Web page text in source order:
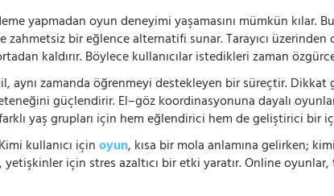
yapmadan oyun deneyimi yaşamasını mümkün
bir eğlence alternatifi sunar. Tarayıcı
kaldırır. Böylece kullanıcılar istedikleri zaman
aynı zamanda öğrenmeyi destekleyen bir süreçtir. Dikkat
güçlendirir. El–göz koordinasyonuna dayalı
yaş grupları için hem eğlendirici hem de geliştirici bir
kullanıcı içinoyun, kısa bir mola anlamına gelirken;
için stres azaltıcı bir etki yaratır. Online